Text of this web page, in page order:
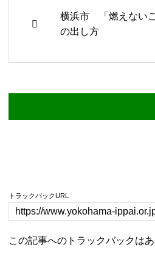
横浜市 「燃えない
の出し方
トラックバックURL
この記事へのトラックバックは